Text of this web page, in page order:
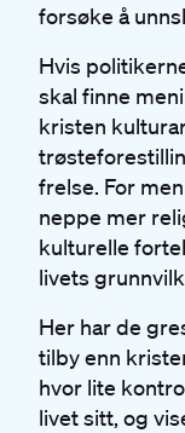
forsøke å
Hvis
skal finne
kristen
frelse. For
neppe mer
kulturelle
livets
Her har de
tilby enn
hvor lite
livet sitt, og